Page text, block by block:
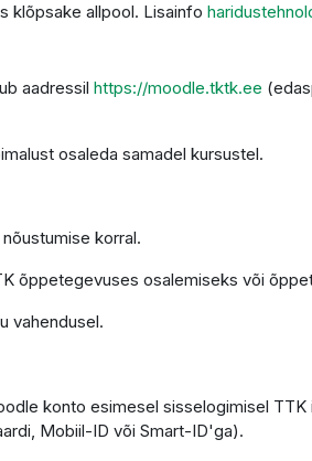
klõpsake allpool. Lisainfo
aadressil https://moodle.tktk.ee
osaleda samadel kursustel.
korral.
õppetegevuses osalemiseks või
vahendusel.
konto esimesel sisselogimisel
Mobiil-ID või Smart-ID'ga).